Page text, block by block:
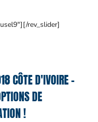
rev_slider]
CÔTE D'IVOIRE –
DE
!